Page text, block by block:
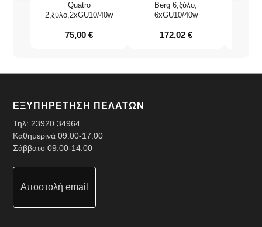
Quatro
2,ξύλο,2xGU10/40w
75,00€
Berg 6,ξύλο,
6xGU10/40w
172,02 €
ΕΞΥΠΗΡΕΤΗΣΗ ΠΕΛΑΤΩΝ
Τηλ: 23920 34964
Καθημερινά 09:00-17:00
Σάββατο 09:00-14:00
Αποστολή email